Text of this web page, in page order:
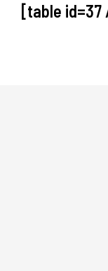
[table id=37